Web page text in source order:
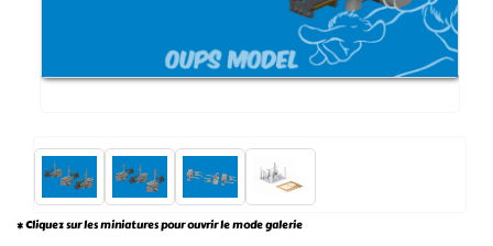
* Cliquez sur les miniatures pour ouvrir le mode galerie